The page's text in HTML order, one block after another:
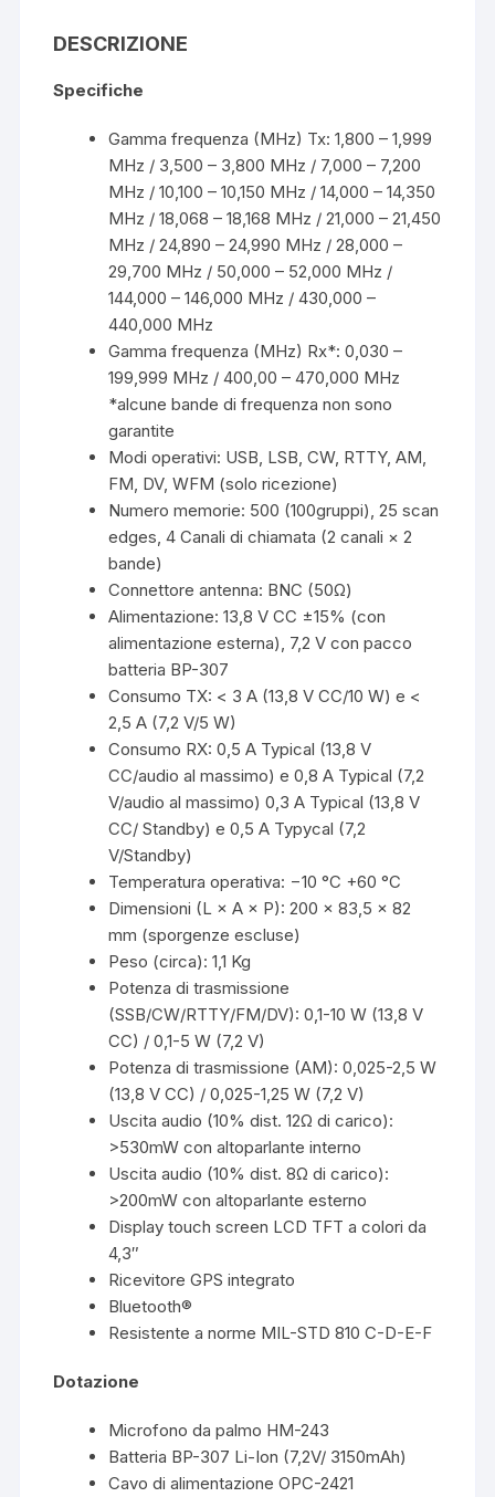
DESCRIZIONE
Specifiche
Gamma frequenza (MHz) Tx: 1,800 – 1,999
MHz / 3,500 – 3,800 MHz / 7,000 – 7,200
MHz / 10,100 – 10,150 MHz / 14,000 – 14,350
MHz / 18,068 – 18,168 MHz / 21,000 – 21,450
MHz / 24,890 – 24,990 MHz / 28,000 –
29,700 MHz / 50,000 – 52,000 MHz /
144,000 – 146,000 MHz / 430,000 –
440,000 MHz
Gamma frequenza (MHz) Rx*: 0,030 –
199,999 MHz / 400,00 – 470,000 MHz
*alcune bande di frequenza non sono
garantite
Modi operativi: USB, LSB, CW, RTTY, AM,
FM, DV, WFM (solo ricezione)
Numero memorie: 500 (100gruppi), 25 scan
edges, 4 Canali di chiamata (2 canali × 2
bande)
Connettore antenna: BNC (50Ω)
Alimentazione: 13,8 V CC ±15% (con
alimentazione esterna), 7,2 V con pacco
batteria BP-307
Consumo TX: < 3 A (13,8 V CC/10 W) e <
2,5 A (7,2 V/5 W)
Consumo RX: 0,5 A Typical (13,8 V
CC/audio al massimo) e 0,8 A Typical (7,2
V/audio al massimo) 0,3 A Typical (13,8 V
CC/ Standby) e 0,5 A Typycal (7,2
V/Standby)
Temperatura operativa: −10 °C +60 °C
Dimensioni (L × A × P): 200 × 83,5 × 82
mm (sporgenze escluse)
Peso (circa): 1,1 Kg
Potenza di trasmissione
(SSB/CW/RTTY/FM/DV): 0,1-10 W (13,8 V
CC) / 0,1-5 W (7,2 V)
Potenza di trasmissione (AM): 0,025-2,5 W
(13,8 V CC) / 0,025-1,25 W (7,2 V)
Uscita audio (10% dist. 12Ω di carico):
>530mW con altoparlante interno
Uscita audio (10% dist. 8Ω di carico):
>200mW con altoparlante esterno
Display touch screen LCD TFT a colori da
4,3″
Ricevitore GPS integrato
Bluetooth®
Resistente a norme MIL-STD 810 C-D-E-F
Dotazione
Microfono da palmo HM-243
Batteria BP-307 Li-Ion (7,2V/ 3150mAh)
Cavo di alimentazione OPC-2421